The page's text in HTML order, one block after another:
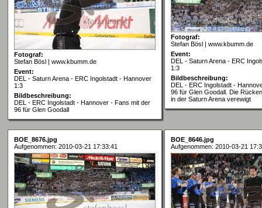
Fotograf:
Stefan Bösl | www.kbumm.de
Event:
DEL - Saturn Arena - ERC Ingolstadt - Hannover
1:3
Bildbeschreibung:
DEL - ERC Ingolstadt - Hannover - Fans mit der
96 für Glen Goodall
Fotograf:
Stefan Bösl | www.kbumm.de
Event:
DEL - Saturn Arena - ERC
1:3
Bildbeschreibung:
DEL - ERC Ingolstadt -
96 für Glen Goodall. Die
in der Saturn Arena verewigt
BOE_8676.jpg
Aufgenommen: 2010-03-21 17:33:41
BOE_8646.jpg
Aufgenommen: 2010-03-21